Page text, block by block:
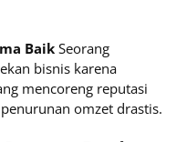
Baik Seorang
bisnis karena
mencoreng reputasi
omzet drastis.